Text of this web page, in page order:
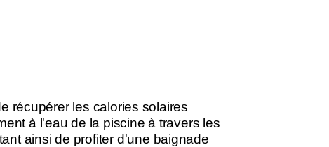
récupérer les calories solaires
à l'eau de la piscine à travers les
ainsi de profiter d'une baignade